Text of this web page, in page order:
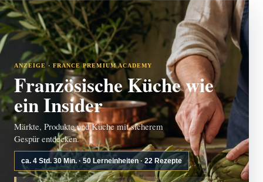
ANZEIGE · FRANCE PREMIUM ACADEMY
Französische Küche wie
ein Insider
Märkte, Produkte und Küche mit sicherem
Gespür entdecken.
ca. 4 Std. 30 Min. · 50 Lerneinheiten · 22 Rezepte